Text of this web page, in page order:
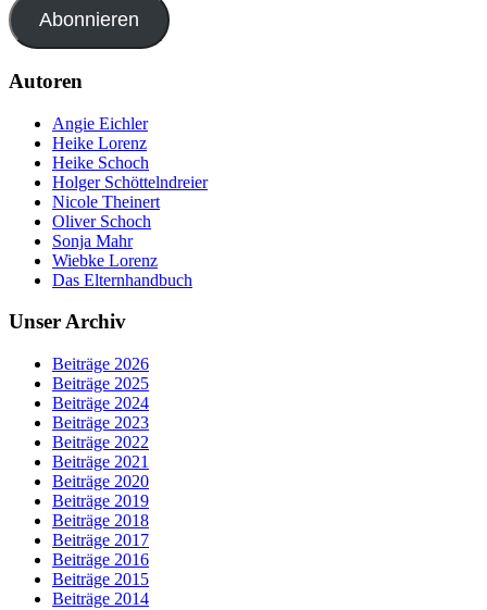
Abonnieren
Autoren
Angie Eichler
Heike Lorenz
Heike Schoch
Holger Schöttelndreier
Nicole Theinert
Oliver Schoch
Sonja Mahr
Wiebke Lorenz
Das Elternhandbuch
Unser Archiv
Beiträge 2026
Beiträge 2025
Beiträge 2024
Beiträge 2023
Beiträge 2022
Beiträge 2021
Beiträge 2020
Beiträge 2019
Beiträge 2018
Beiträge 2017
Beiträge 2016
Beiträge 2015
Beiträge 2014